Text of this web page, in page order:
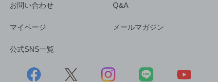
お問い合わせ Q&A
マイページ メールマガジン
公式SNS一覧